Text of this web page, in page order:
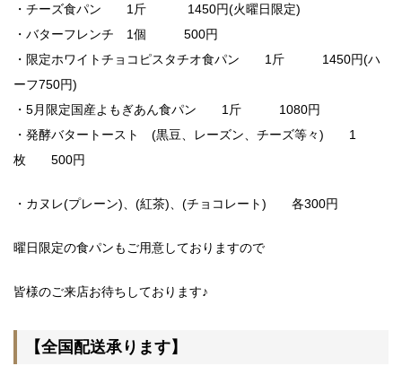
・チーズ食パン 1斤 1450円(火曜日限定)
・バターフレンチ 1個 500円
・限定ホワイトチョコピスタチオ食パン 1斤 1450円(ハ
ーフ750円)
・5月限定国産よもぎあん食パン 1斤 1080円
・発酵バタートースト (黒豆、レーズン、チーズ等々) 1
枚 500円
・カヌレ(プレーン)、(紅茶)、(チョコレート) 各300円
曜日限定の食パンもご用意しておりますので
皆様のご来店お待ちしております♪
【全国配送承ります】